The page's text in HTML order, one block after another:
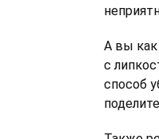
А вы как
с
способ